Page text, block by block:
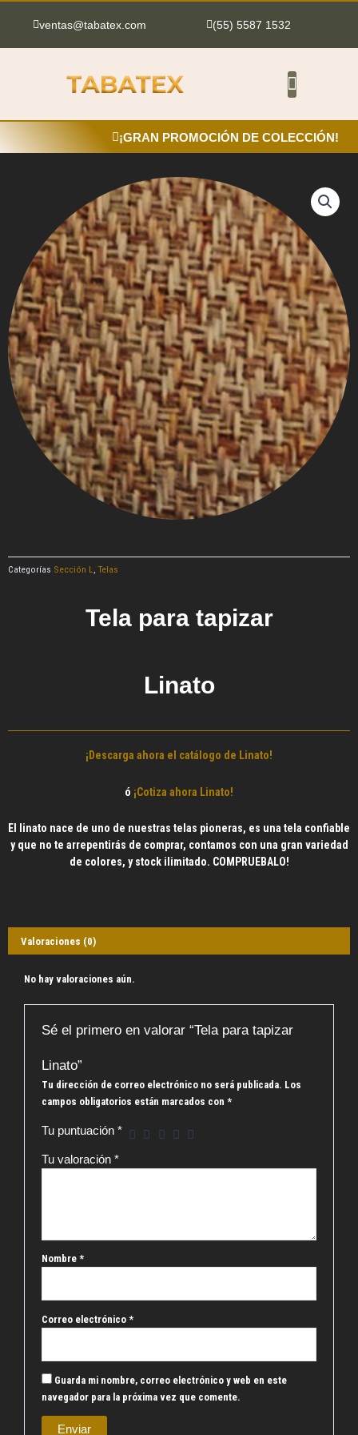
ventas@tabatex.com (55) 5587 1532
¡GRAN PROMOCIÓN DE COLECCIÓN!
Categorías Sección L, Telas
Tela para tapizar
Linato
¡Descarga ahora el catálogo de Linato!
ó ¡Cotiza ahora Linato!
El linato nace de uno de nuestras telas pioneras, es una tela confiable
y que no te arrepentirás de comprar, contamos con una gran variedad
de colores, y stock ilimitado. COMPRUEBALO!
Valoraciones (0)
No hay valoraciones aún.
Sé el primero en valorar “Tela para tapizar
Linato”
Tu dirección de correo electrónico no será publicada. Los
campos obligatorios están marcados con*
Tu puntuación*
Tu valoración*
Nombre*
Correo electrónico*
Guarda mi nombre, correo electrónico y web en este
navegador para la próxima vez que comente.